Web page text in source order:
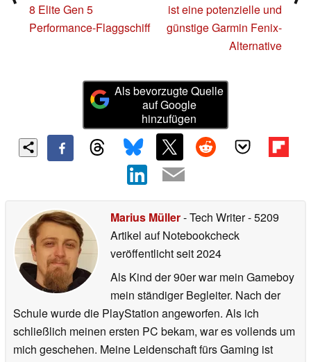
8 Elite Gen 5
Performance-Flaggschiff
ist eine potenzielle und
günstige Garmin Fenix-
Alternative
Als bevorzugte Quelle
auf Google
hinzufügen
Marius Müller- Tech Writer- 5209
Artikel auf Notebookcheck
veröffentlichtseit 2024
Als Kind der 90er war mein Gameboy
mein ständiger Begleiter. Nach der
Schule wurde die PlayStation angeworfen. Als ich
schließlich meinen ersten PC bekam, war es vollends um
mich geschehen. Meine Leidenschaft fürs Gaming ist